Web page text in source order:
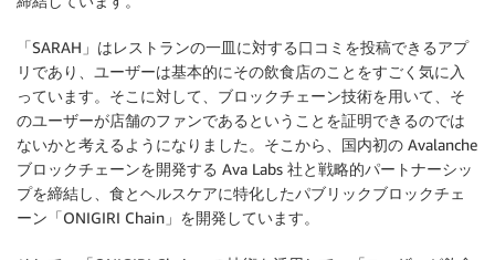
「SARAH」はレストランの一皿に対する口コミを投稿できるアプ
リであり、ユーザーは基本的にその飲食店のことをすごく気に入
っています。そこに対して、ブロックチェーン技術を用いて、そ
のユーザーが店舗のファンであるということを証明できるのでは
ないかと考えるようになりました。そこから、国内初の Avalanche
ブロックチェーンを開発する Ava Labs 社と戦略的パートナーシッ
プを締結し、食とヘルスケアに特化したパブリックブロックチェ
ーン「ONIGIRI Chain」を開発しています。